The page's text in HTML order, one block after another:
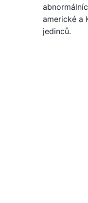
americké a
jedinců.